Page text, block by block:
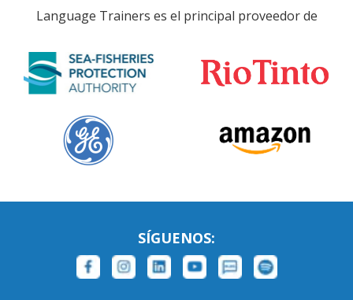
Language Trainers es el principal proveedor de
SÍGUENOS: